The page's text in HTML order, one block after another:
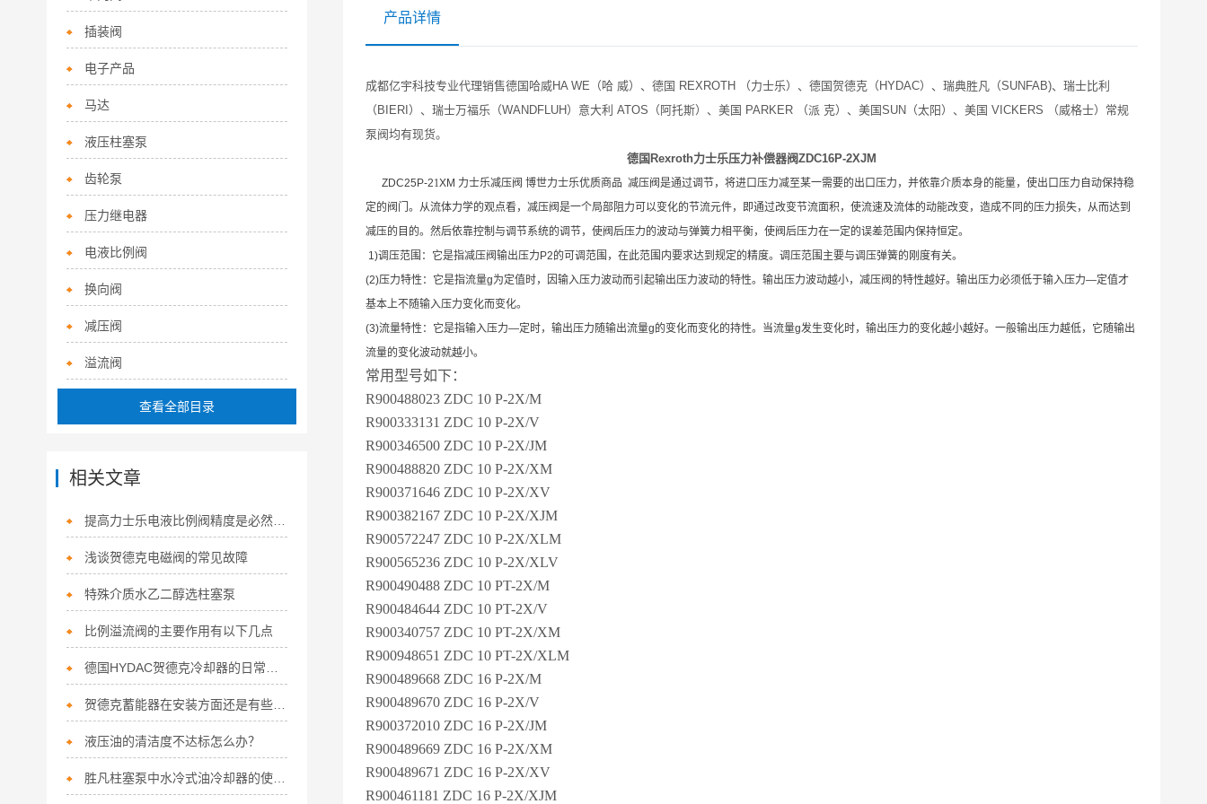
产品详情
成都亿宇科技专业代理销售德国哈威HA WE（哈 威）、德国 REXROTH （力士乐）、德国贺德克（HYDAC）、瑞典胜凡（SUNFAB)、瑞士比利
（BIERI）、瑞士万福乐（WANDFLUH）意大利 ATOS（阿托斯）、美国 PARKER （派 克）、美国SUN（太阳）、美国 VICKERS （威格士）常规
泵阀均有现货。
德国Rexroth力士乐压力补偿器阀ZDC16P-2XJM
ZDC25P-21XM 力士乐减压阀 博世力士乐优质商品 减压阀是通过调节，将进口压力减至某一需要的出口压力，并依靠介质本身的能量，使出口压力自动保持稳
定的阀门。从流体力学的观点看，减压阀是一个局部阻力可以变化的节流元件，即通过改变节流面积，使流速及流体的动能改变，造成不同的压力损失，从而达到
减压的目的。然后依靠控制与调节系统的调节，使阀后压力的波动与弹簧力相平衡，使阀后压力在一定的误差范围内保持恒定。
1)调压范围：它是指减压阀输出压力P2的可调范围，在此范围内要求达到规定的精度。调压范围主要与调压弹簧的刚度有关。
(2)压力特性：它是指流量g为定值时，因输入压力波动而引起输出压力波动的特性。输出压力波动越小，减压阀的特性越好。输出压力必须低于输入压力—定值才
基本上不随输入压力变化而变化。
(3)流量特性：它是指输入压力—定时，输出压力随输出流量g的变化而变化的持性。当流量g发生变化时，输出压力的变化越小越好。一般输出压力越低，它随输出
流量的变化波动就越小。
常用型号如下：
R900488023 ZDC 10 P-2X/M
R900333131 ZDC 10 P-2X/V
R900346500 ZDC 10 P-2X/JM
R900488820 ZDC 10 P-2X/XM
R900371646 ZDC 10 P-2X/XV
R900382167 ZDC 10 P-2X/XJM
R900572247 ZDC 10 P-2X/XLM
R900565236 ZDC 10 P-2X/XLV
R900490488 ZDC 10 PT-2X/M
R900484644 ZDC 10 PT-2X/V
R900340757 ZDC 10 PT-2X/XM
R900948651 ZDC 10 PT-2X/XLM
R900489668 ZDC 16 P-2X/M
R900489670 ZDC 16 P-2X/V
R900372010 ZDC 16 P-2X/JM
R900489669 ZDC 16 P-2X/XM
R900489671 ZDC 16 P-2X/XV
R900461181 ZDC 16 P-2X/XJM
插装阀
电子产品
马达
液压柱塞泵
齿轮泵
压力继电器
电液比例阀
换向阀
减压阀
溢流阀
查看全部目录
相关文章
提高力士乐电液比例阀精度是必然趋势！
浅谈贺德克电磁阀的常见故障
特殊介质水乙二醇选柱塞泵
比例溢流阀的主要作用有以下几点
贺德克蓄能器在安装方面还是有些讲究的
液压油的清洁度不达标怎么办？
胜凡柱塞泵中水冷式油冷却器的使用注意事项